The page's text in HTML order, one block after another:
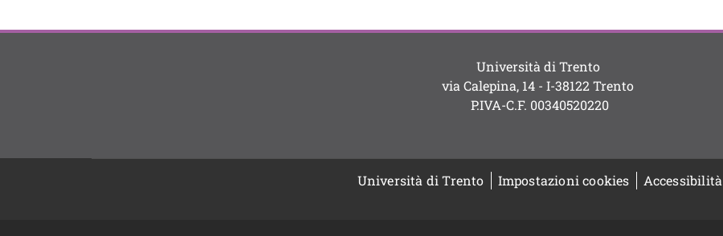
Università di Trento
via Calepina, 14 - I-38122 Trento
P.IVA-C.F. 003​40520220
Università di Trento Impostazioni cookies Accessibilità